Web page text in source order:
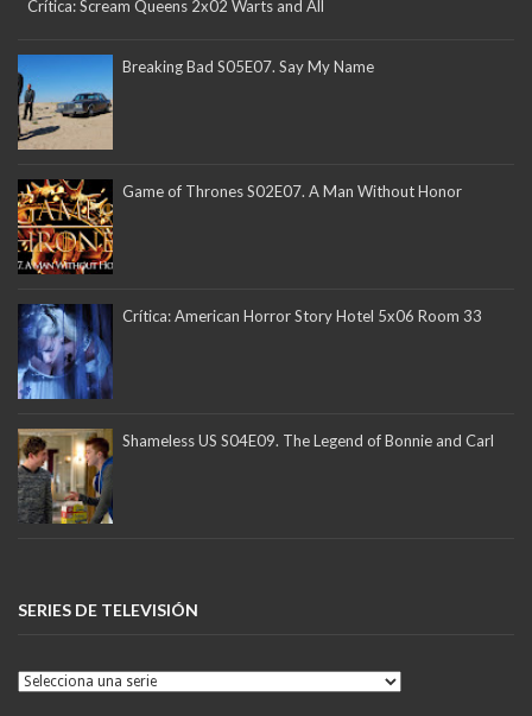
Crítica: Scream Queens 2x02 Warts and All
Breaking Bad S05E07. Say My Name
Game of Thrones S02E07. A Man Without Honor
Crítica: American Horror Story Hotel 5x06 Room 33
Shameless US S04E09. The Legend of Bonnie and Carl
SERIES DE TELEVISIÓN